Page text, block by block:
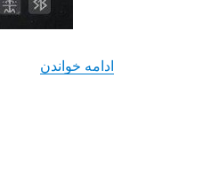
ادامه خواندن